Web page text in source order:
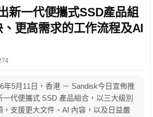
新一代便攜式SSD產品組
更高需求的工作流程及AI
年5月11日，香港 － Sandisk今日宣佈推
一代便攜式 SSD 產品組合，以三大級別
，支援更大文件、AI 內容，以及日益嚴